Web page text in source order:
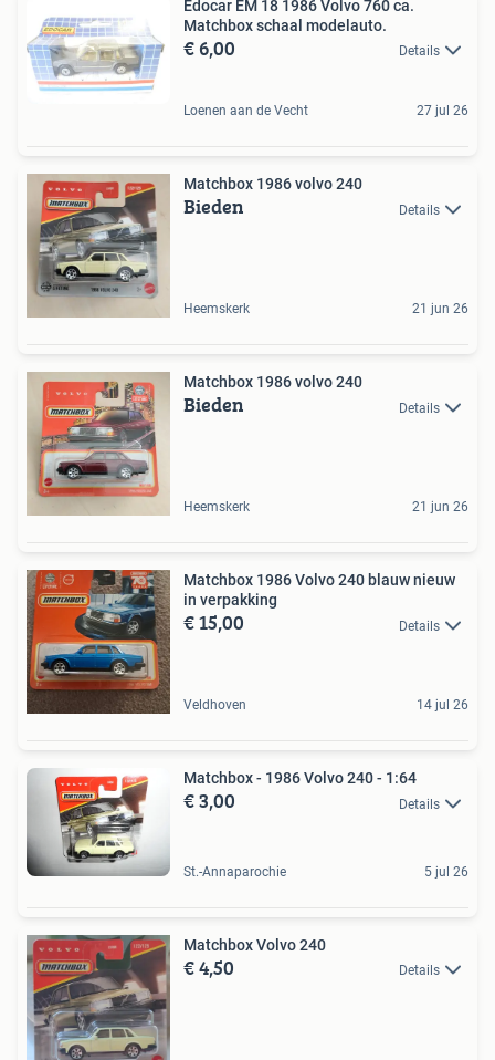
Edocar EM 18 1986 Volvo 760 ca.
Matchbox schaal modelauto.
€ 6,00 Details
Loenen aan de Vecht 27 jul 26
Matchbox 1986 volvo 240
Bieden Details
Heemskerk 21 jun 26
Matchbox 1986 volvo 240
Bieden Details
Heemskerk 21 jun 26
Matchbox 1986 Volvo 240 blauw nieuw
in verpakking
€ 15,00 Details
Veldhoven 14 jul 26
Matchbox - 1986 Volvo 240 - 1:64
€ 3,00 Details
St.-Annaparochie 5 jul 26
Matchbox Volvo 240
€ 4,50 Details